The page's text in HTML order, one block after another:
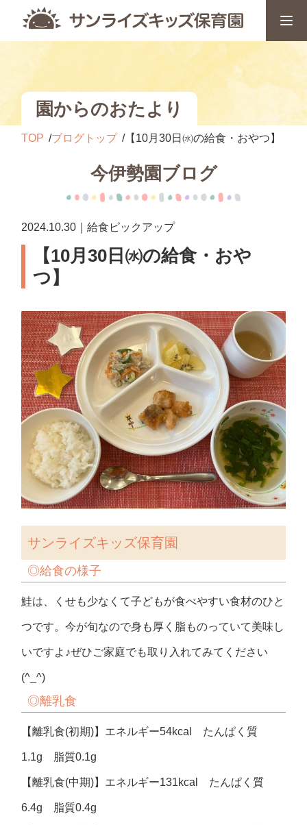
園からのおたより
TOP ブログトップ 【10月30日㈬の給食・おやつ】
今伊勢園ブログ
2024.10.30｜給食ピックアップ
【10月30日㈬の給食・おや
つ】
サンライズキッズ保育園
◎給食の様子
鮭は、くせも少なくて子どもが食べやすい食材のひと
つです。今が旬なので身も厚く脂ものっていて美味し
いですよ♪ぜひご家庭でも取り入れてみてください
(^_^)
◎離乳食
【離乳食(初期)】エネルギー54kcal たんぱく質
1.1g 脂質0.1g
【離乳食(中期)】エネルギー131kcal たんぱく質
6.4g 脂質0.4g